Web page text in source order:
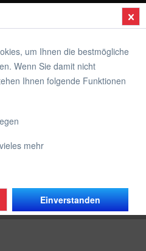
(Double- Bubble)
(Double- Bubble)
04-07
um Ihnen die bestmögliche
Wenn Sie damit nicht
Ihnen folgende Funktionen
mehr
Einverstanden